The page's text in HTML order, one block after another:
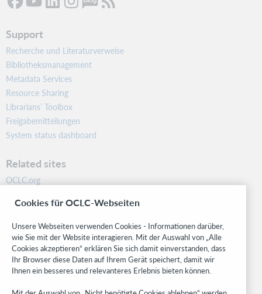
Support
Recherche und Literaturverweise
Bibliotheksmanagement
Metadata Services
Resource Sharing
Librarians’ Toolbox
Freigabemitteilungen
System status dashboard
Related sites
OCLC.org
Community
Research
WebJunction
Developer Network
Stay in the know.
Cookies für OCLC-Webseiten
Unsere Webseiten verwenden Cookies - Informationen darüber,
wie Sie mit der Website interagieren. Mit der Auswahl von „Alle
Cookies akzeptieren“ erklären Sie sich damit einverstanden, dass
Ihr Browser diese Daten auf Ihrem Gerät speichert, damit wir
Ihnen ein besseres und relevanteres Erlebnis bieten können.